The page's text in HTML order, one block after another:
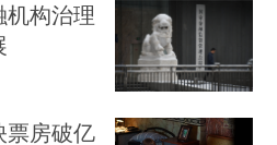
机构治理
票房破亿